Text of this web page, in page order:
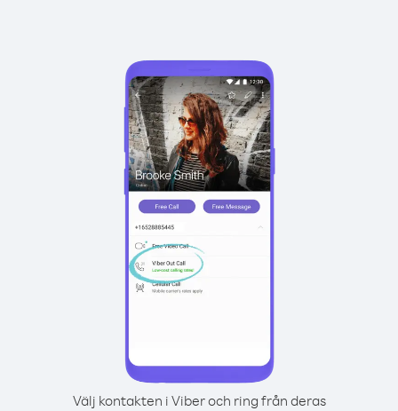
Välj kontakten i Viber och ring från deras